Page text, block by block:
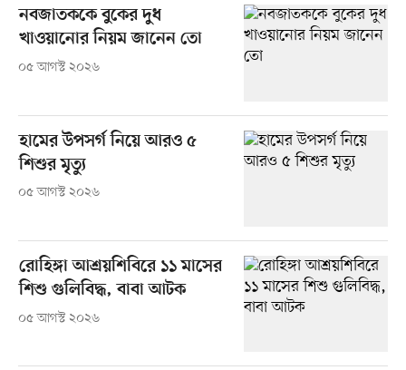
নবজাতককে বুকের দুধ
খাওয়ানোর নিয়ম জানেন তো
০৫ আগস্ট ২০২৬
হামের উপসর্গ নিয়ে আরও ৫
শিশুর মৃত্যু
০৫ আগস্ট ২০২৬
রোহিঙ্গা আশ্রয়শিবিরে ১১ মাসের
শিশু গুলিবিদ্ধ, বাবা আটক
০৫ আগস্ট ২০২৬